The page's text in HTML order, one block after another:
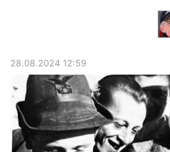
28.08.2024 12:59